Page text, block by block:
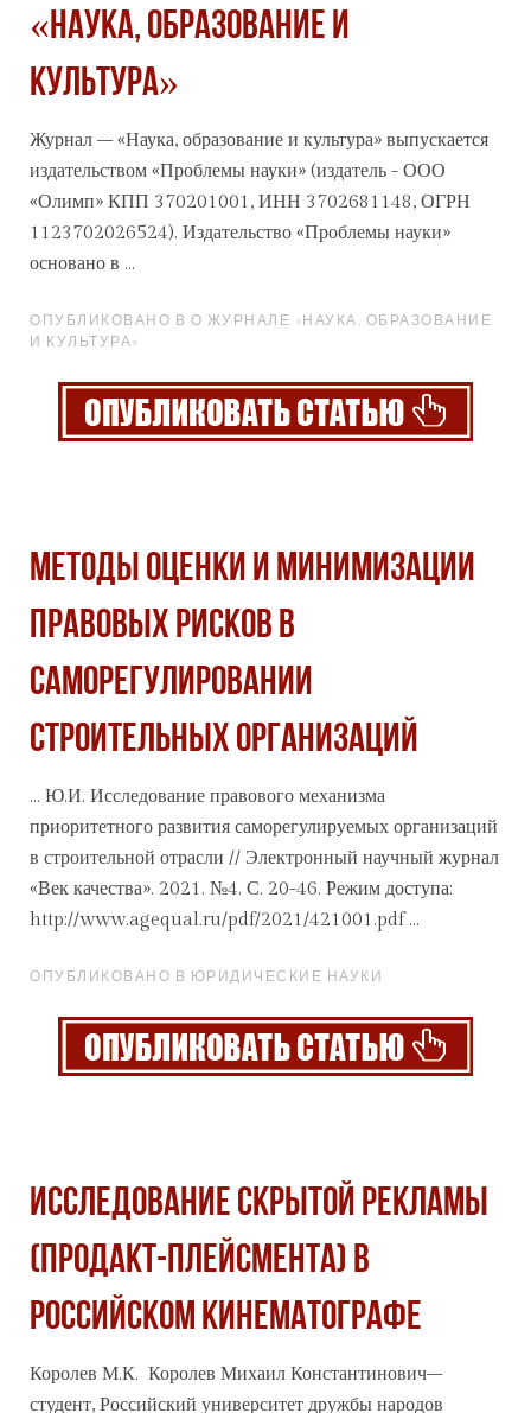
«Наука, образование и
культура»
Журнал – «Наука, образование и культура» выпускается
издательством «Проблемы науки» (издатель - ООО
«Олимп» КПП 370201001, ИНН 3702681148, ОГРН
1123702026524). Издательство «Проблемы науки»
основано в ...
ОПУБЛИКОВАНО В О ЖУРНАЛЕ «НАУКА, ОБРАЗОВАНИЕ
И КУЛЬТУРА»
МЕТОДЫ ОЦЕНКИ И МИНИМИЗАЦИИ
ПРАВОВЫХ РИСКОВ В
САМОРЕГУЛИРОВАНИИ
СТРОИТЕЛЬНЫХ ОРГАНИЗАЦИЙ
... Ю.И. Исследование правового механизма
приоритетного развития саморегулируемых организаций
в строительной отрасли // Электронный научный журнал
«Век качества». 2021. №4. С. 20-46. Режим доступа:
http://www.agequal.ru/pdf/2021/421001.pdf ...
ОПУБЛИКОВАНО В ЮРИДИЧЕСКИЕ НАУКИ
ИССЛЕДОВАНИЕ СКРЫТОЙ РЕКЛАМЫ
(ПРОДАКТ-ПЛЕЙСМЕНТА) В
РОССИЙСКОМ КИНЕМАТОГРАФЕ
Королев М.К. Королев Михаил Константинович–
студент, Российский университет дружбы народов